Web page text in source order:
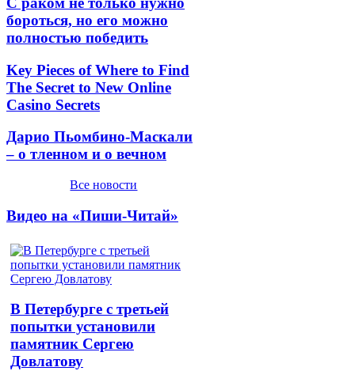
бороться, но его можно
полностью победить
Key Pieces of Where to Find
The Secret to New Online
Casino Secrets
Дарио Пьомбино-Маскали
– о тленном и о вечном
Все новости
Видео на «Пиши-Читай»
В Петербурге с третьей
попытки установили
памятник Сергею
Довлатову